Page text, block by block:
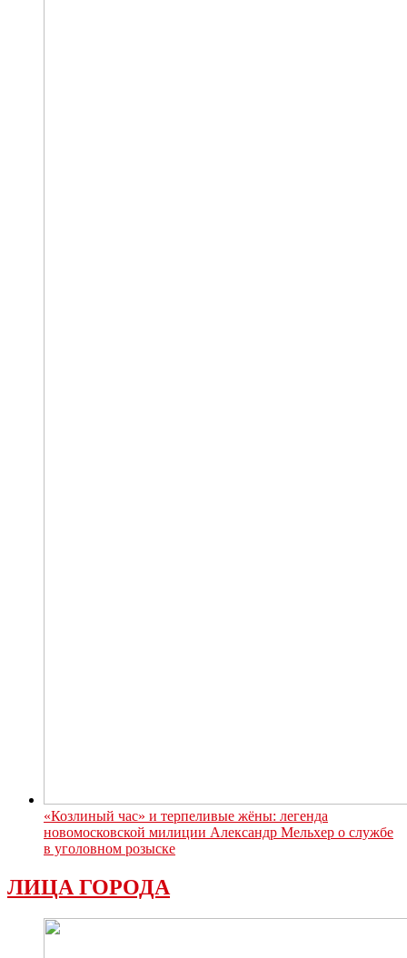
«Козлиный час» и терпеливые жёны: легенда
новомосковской милиции Александр Мельхер о службе
в уголовном розыске
ЛИЦА ГОРОДА